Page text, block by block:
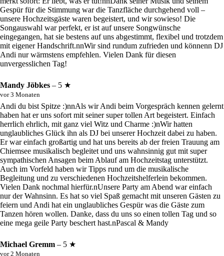
Gespür für die Stimmung war die Tanzfläche durchgehend voll –
unsere Hochzeitsgäste waren begeistert, und wir sowieso! Die
Songauswahl war perfekt, er ist auf unsere Songwünsche
eingegangen, hat sie bestens auf uns abgestimmt, flexibel und trotzdem
mit eigener Handschrift.nnWir sind rundum zufrieden und könnenn DJ
Andi nur wärmstens empfehlen. Vielen Dank für diesen
unvergesslichen Tag!
Mandy Jöbkes – 5 ★
vor 3 Monaten
Andi du bist Spitze :)nnAls wir Andi beim Vorgespräch kennen gelernt
haben hat er uns sofort mit seiner super tollen Art begeistert. Einfach
herrlich ehrlich, mit ganz viel Witz und Charme :)nWir hatten
unglaubliches Glück ihn als DJ bei unserer Hochzeit dabei zu haben.
Er war einfach großartig und hat uns bereits ab der freien Trauung am
Chiemsee musikalisch begleitet und uns wahnsinnig gut mit super
sympathischen Ansagen beim Ablauf am Hochzeitstag unterstützt.
Auch im Vorfeld haben wir Tipps rund um die musikalische
Begleitung und zu verschiedenen Hochzeitshelferlein bekommen.
Vielen Dank nochmal hierfür.nUnsere Party am Abend war einfach
nur der Wahnsinn. Es hat so viel Spaß gemacht mit unseren Gästen zu
feiern und Andi hat ein unglaubliches Gespür was die Gäste zum
Tanzen hören wollen. Danke, dass du uns so einen tollen Tag und so
eine mega geile Party beschert hast.nPascal & Mandy
Michael Gremm – 5 ★
vor 2 Monaten